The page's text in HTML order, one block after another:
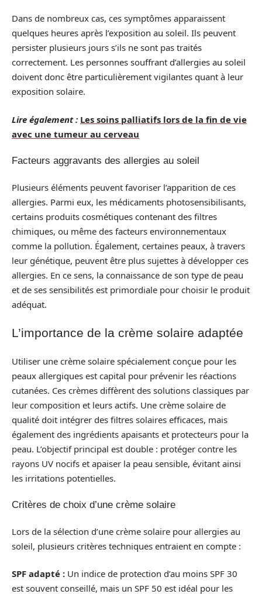
Dans de nombreux cas, ces symptômes apparaissent
quelques heures après l’exposition au soleil. Ils peuvent
persister plusieurs jours s’ils ne sont pas traités
correctement. Les personnes souffrant d’allergies au soleil
doivent donc être particulièrement vigilantes quant à leur
exposition solaire.
Lire également : Les soins palliatifs lors de la fin de vie
avec une tumeur au cerveau
Facteurs aggravants des allergies au soleil
Plusieurs éléments peuvent favoriser l’apparition de ces
allergies. Parmi eux, les médicaments photosensibilisants,
certains produits cosmétiques contenant des filtres
chimiques, ou même des facteurs environnementaux
comme la pollution. Également, certaines peaux, à travers
leur génétique, peuvent être plus sujettes à développer ces
allergies. En ce sens, la connaissance de son type de peau
et de ses sensibilités est primordiale pour choisir le produit
adéquat.
L’importance de la crème solaire adaptée
Utiliser une crème solaire spécialement conçue pour les
peaux allergiques est capital pour prévenir les réactions
cutanées. Ces crèmes diffèrent des solutions classiques par
leur composition et leurs actifs. Une crème solaire de
qualité doit intégrer des filtres solaires efficaces, mais
également des ingrédients apaisants et protecteurs pour la
peau. L’objectif principal est double : protéger contre les
rayons UV nocifs et apaiser la peau sensible, évitant ainsi
les irritations potentielles.
Critères de choix d’une crème solaire
Lors de la sélection d’une crème solaire pour allergies au
soleil, plusieurs critères techniques entraient en compte :
SPF adapté : Un indice de protection d’au moins SPF 30
est souvent conseillé, mais un SPF 50 est idéal pour les